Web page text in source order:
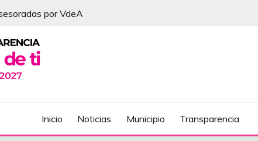
por VdeA
ÁLVAREZ
Inicio Noticias Municipio Transparencia